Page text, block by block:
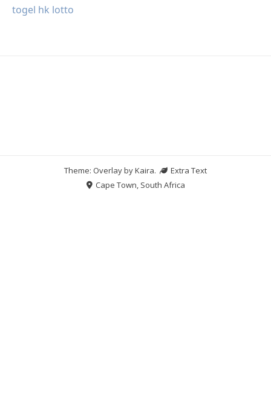
togel hk lotto
Theme: Overlay byKaira.
Extra Text
Cape Town, South Africa